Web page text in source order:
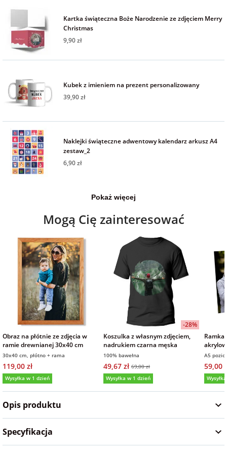
Fotoksiążki
Dodatki i
opakowania
na Dzień
Chłopaka
na walentynki
na mikołajki
na prezent
świąteczny
na Wielkanoc
na wieczór
panieński
na wieczór
kawalerski
dla przyjaciółki
dla przyjaciela
Kartka świąteczna Boże Narodzenie ze zdjęciem Merry
Christmas
9,90 zł
Kubek z imieniem na prezent personalizowany
39,90 zł
Naklejki świąteczne adwentowy kalendarz arkusz A4
zestaw_2
6,90 zł
Pokaż więcej
Mogą Cię zainteresować
Obraz na płótnie ze zdjęcia w
ramie drewnianej 30x40 cm
30x40 cm, płótno + rama
119,00 zł
Wysyłka w 1 dzień
-28%
Koszulka z własnym zdjęciem,
nadrukiem czarna męska
100% bawełna
49,67 zł 69,00 zł
Wysyłka w 1 dzień
Ramka
15x21
A5
59,00
Opis produktu
Specyfikacja